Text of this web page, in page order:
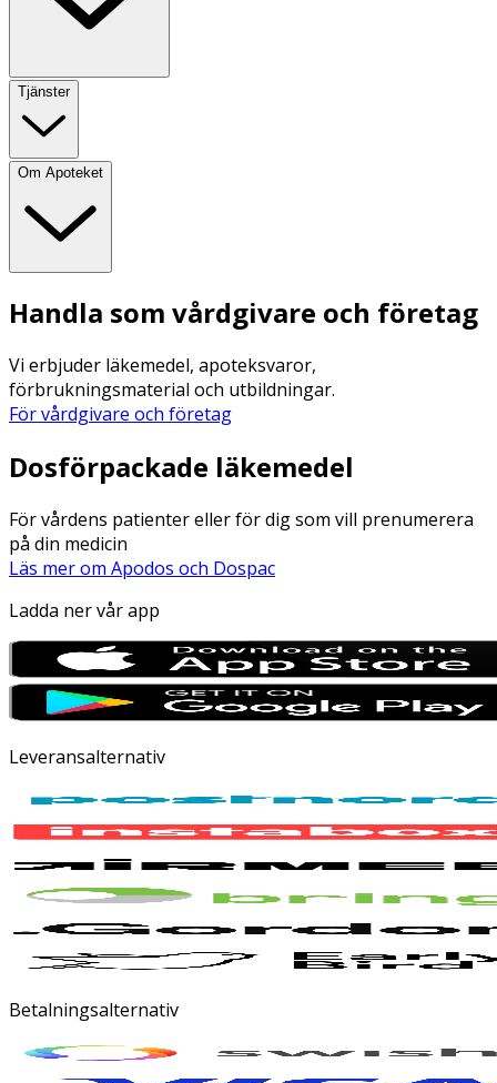
Tjänster
Om Apoteket
Handla som vårdgivare och företag
Vi erbjuder läkemedel, apoteksvaror,
förbrukningsmaterial och utbildningar.
För vårdgivare och företag
Dosförpackade läkemedel
För vårdens patienter eller för dig som vill prenumerera
på din medicin
Läs mer om Apodos och Dospac
Ladda ner vår app
Leveransalternativ
Betalningsalternativ